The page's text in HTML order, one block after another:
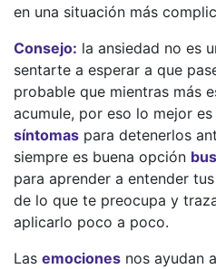
en una situación más
Consejo: la ansiedad no es
sentarte a esperar a que
probable que mientras más
acumule, por eso lo mejor es
síntomas para detenerlos
siempre es buena opción
para aprender a entender
de lo que te preocupa y
aplicarlo poco a poco.
Las emociones nos ayudan